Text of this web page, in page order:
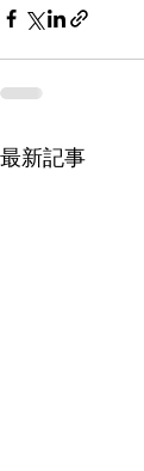
最新記事